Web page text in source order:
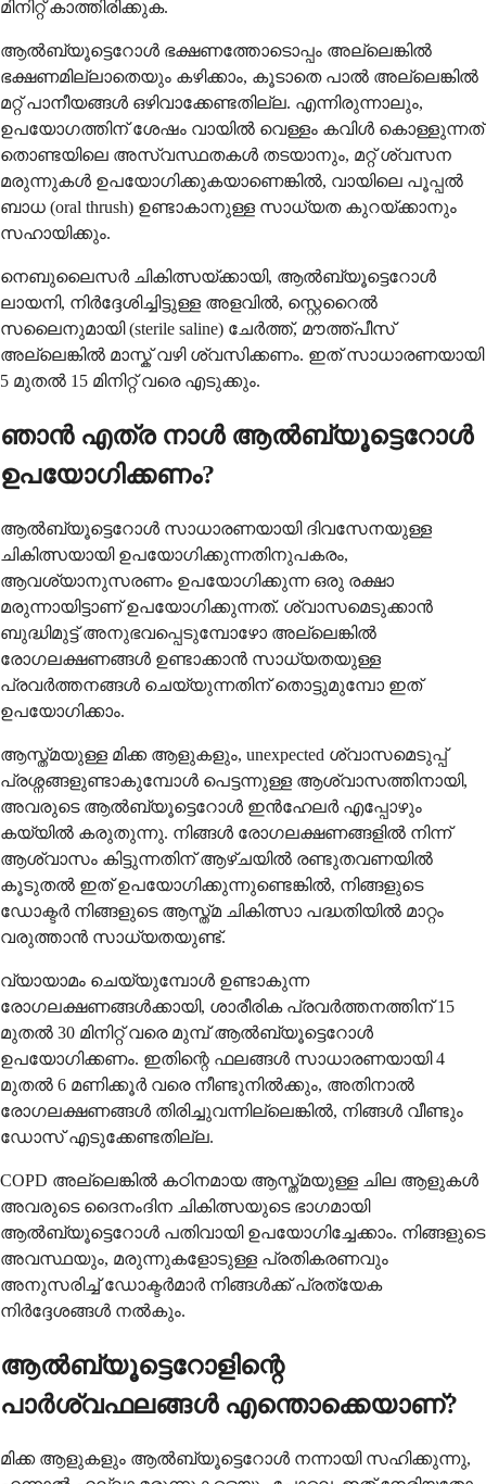
മിനിറ്റ് കാത്തിരിക്കുക.
ആൽബ്യൂട്ടെറോൾ ഭക്ഷണത്തോടൊപ്പം അല്ലെങ്കിൽ
ഭക്ഷണമില്ലാതെയും കഴിക്കാം, കൂടാതെ പാൽ അല്ലെങ്കിൽ
മറ്റ് പാനീയങ്ങൾ ഒഴിവാക്കേണ്ടതില്ല. എന്നിരുന്നാലും,
ഉപയോഗത്തിന് ശേഷം വായിൽ വെള്ളം കവിൾ കൊള്ളുന്നത്
തൊണ്ടയിലെ അസ്വസ്ഥതകൾ തടയാനും, മറ്റ് ശ്വസന
മരുന്നുകൾ ഉപയോഗിക്കുകയാണെങ്കിൽ, വായിലെ പൂപ്പൽ
ബാധ (oral thrush) ഉണ്ടാകാനുള്ള സാധ്യത കുറയ്ക്കാനും
സഹായിക്കും.
നെബുലൈസർ ചികിത്സയ്ക്കായി, ആൽബ്യൂട്ടെറോൾ
ലായനി, നിർദ്ദേശിച്ചിട്ടുള്ള അളവിൽ, സ്റ്റെറൈൽ
സലൈനുമായി (sterile saline) ചേർത്ത്, മൗത്ത്പീസ്
അല്ലെങ്കിൽ മാസ്ക് വഴി ശ്വസിക്കണം. ഇത് സാധാരണയായി
5 മുതൽ 15 മിനിറ്റ് വരെ എടുക്കും.
ഞാൻ എത്ര നാൾ ആൽബ്യൂട്ടെറോൾ
ഉപയോഗിക്കണം?
ആൽബ്യൂട്ടെറോൾ സാധാരണയായി ദിവസേനയുള്ള
ചികിത്സയായി ഉപയോഗിക്കുന്നതിനുപകരം,
ആവശ്യാനുസരണം ഉപയോഗിക്കുന്ന ഒരു രക്ഷാ
മരുന്നായിട്ടാണ് ഉപയോഗിക്കുന്നത്. ശ്വാസമെടുക്കാൻ
ബുദ്ധിമുട്ട് അനുഭവപ്പെടുമ്പോഴോ അല്ലെങ്കിൽ
രോഗലക്ഷണങ്ങൾ ഉണ്ടാക്കാൻ സാധ്യതയുള്ള
പ്രവർത്തനങ്ങൾ ചെയ്യുന്നതിന് തൊട്ടുമുമ്പോ ഇത്
ഉപയോഗിക്കാം.
ആസ്ത്മയുള്ള മിക്ക ആളുകളും, unexpected ശ്വാസമെടുപ്പ്
പ്രശ്നങ്ങളുണ്ടാകുമ്പോൾ പെട്ടന്നുള്ള ആശ്വാസത്തിനായി,
അവരുടെ ആൽബ്യൂട്ടെറോൾ ഇൻഹേലർ എപ്പോഴും
കയ്യിൽ കരുതുന്നു. നിങ്ങൾ രോഗലക്ഷണങ്ങളിൽ നിന്ന്
ആശ്വാസം കിട്ടുന്നതിന് ആഴ്ചയിൽ രണ്ടുതവണയിൽ
കൂടുതൽ ഇത് ഉപയോഗിക്കുന്നുണ്ടെങ്കിൽ, നിങ്ങളുടെ
ഡോക്ടർ നിങ്ങളുടെ ആസ്ത്മ ചികിത്സാ പദ്ധതിയിൽ മാറ്റം
വരുത്താൻ സാധ്യതയുണ്ട്.
വ്യായാമം ചെയ്യുമ്പോൾ ഉണ്ടാകുന്ന
രോഗലക്ഷണങ്ങൾക്കായി, ശാരീരിക പ്രവർത്തനത്തിന് 15
മുതൽ 30 മിനിറ്റ് വരെ മുമ്പ് ആൽബ്യൂട്ടെറോൾ
ഉപയോഗിക്കണം. ഇതിന്റെ ഫലങ്ങൾ സാധാരണയായി 4
മുതൽ 6 മണിക്കൂർ വരെ നീണ്ടുനിൽക്കും, അതിനാൽ
രോഗലക്ഷണങ്ങൾ തിരിച്ചുവന്നില്ലെങ്കിൽ, നിങ്ങൾ വീണ്ടും
ഡോസ് എടുക്കേണ്ടതില്ല.
COPD അല്ലെങ്കിൽ കഠിനമായ ആസ്ത്മയുള്ള ചില ആളുകൾ
അവരുടെ ദൈനംദിന ചികിത്സയുടെ ഭാഗമായി
ആൽബ്യൂട്ടെറോൾ പതിവായി ഉപയോഗിച്ചേക്കാം. നിങ്ങളുടെ
അവസ്ഥയും, മരുന്നുകളോടുള്ള പ്രതികരണവും
അനുസരിച്ച് ഡോക്ടർമാർ നിങ്ങൾക്ക് പ്രത്യേക
നിർദ്ദേശങ്ങൾ നൽകും.
ആൽബ്യൂട്ടെറോളിന്റെ
പാർശ്വഫലങ്ങൾ എന്തൊക്കെയാണ്?
മിക്ക ആളുകളും ആൽബ്യൂട്ടെറോൾ നന്നായി സഹിക്കുന്നു,